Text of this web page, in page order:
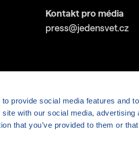
provide social media features and
with our social media, advertising
that you’ve provided to them or
Kontakt pro média
press@jedensvet.cz
v rámci bezplatného